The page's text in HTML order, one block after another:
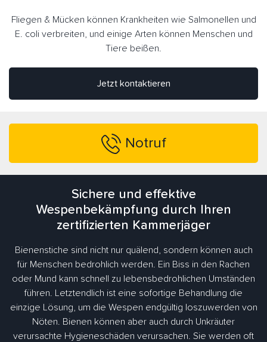
Jetzt kontaktieren
Fliegen & Mücken können Krankheiten wie Salmonellen und
E. coli verbreiten, und einige Arten können Menschen und
Tiere beißen.
Notruf
Sichere und effektive
Wespenbekämpfung durch Ihren
zertifizierten Kammerjäger
Bienenstiche sind nicht nur quälend, sondern können auch
für Menschen bedrohlich werden. Ein Biss in den Rachen
oder Mund kann schnell zu lebensbedrohlichen Umständen
führen. Letztendlich ist eine sofortige Behandlung die
einzige Lösung, um die Wespen endgültig loszuwerden von
Nöten. Bienen können aber auch durch Unkräuter
verursachte Hygieneschäden verursachen. Sie werden oft